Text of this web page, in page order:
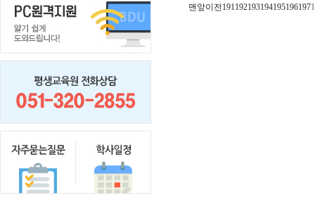
맨앞이전 191192193194195196197